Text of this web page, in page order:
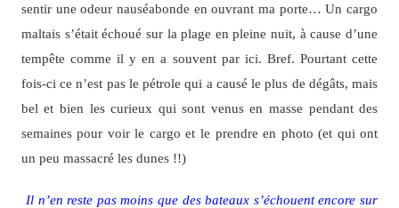
sentir une odeur nauséabonde en ouvrant ma porte… Un cargo
maltais s’était échoué sur la plage en pleine nuit, à cause d’une
tempête comme il y en a souvent par ici. Bref. Pourtant cette
fois-ci ce n’est pas le pétrole qui a causé le plus de dégâts, mais
bel et bien les curieux qui sont venus en masse pendant des
semaines pour voir le cargo et le prendre en photo (et qui ont
un peu massacré les dunes !!)
Il n’en reste pas moins que des bateaux s’échouent encore sur